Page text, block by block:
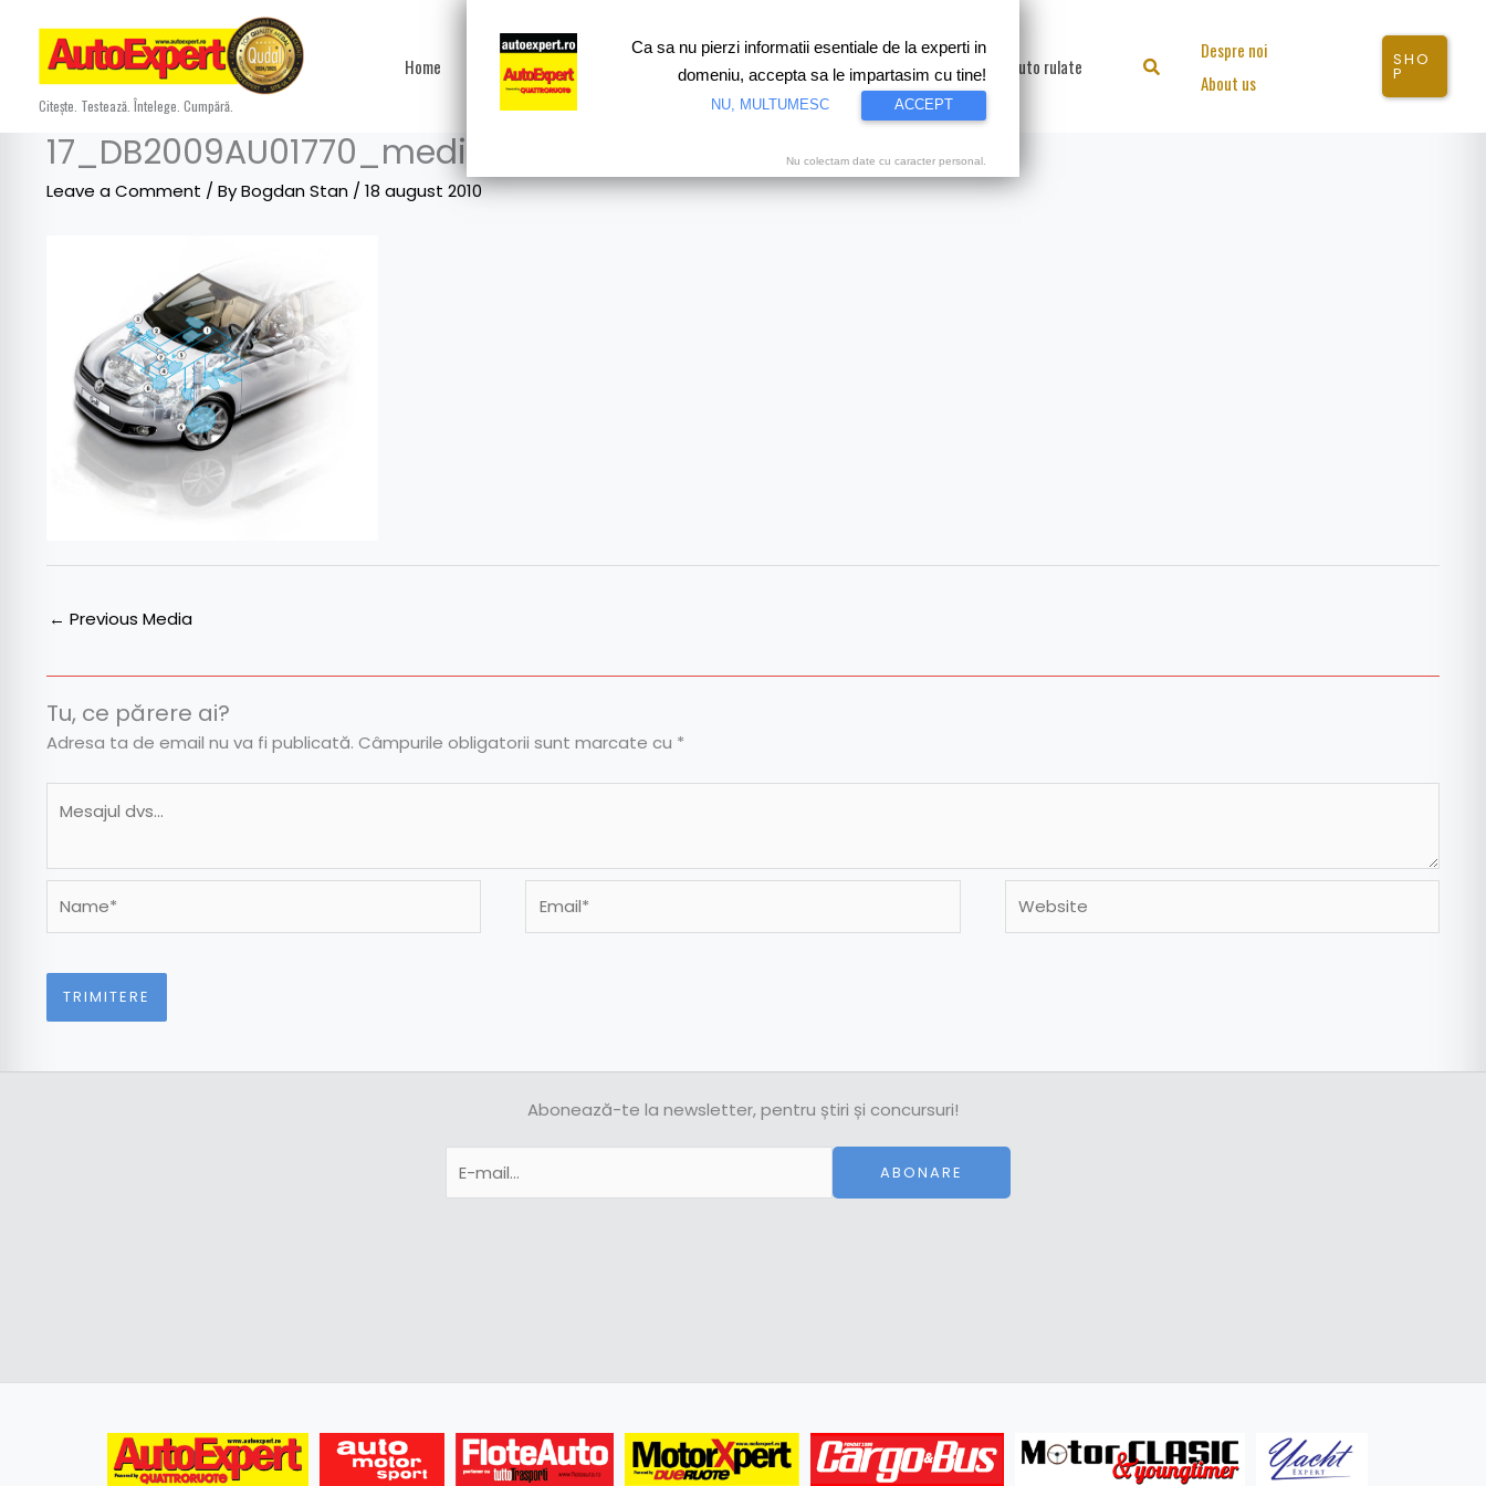
content
Citește. Testează. Întelege. Cumpără.
Home Test drive Motorsport Proiecte speciale Video Auto rulate Search
Despre noi
About us
SHO
P
17_DB2009AU01770_medium
Leave a Comment / ByBogdan Stan / 18 august 2010
← Previous Media
Tu, ce părere ai?
Adresa ta de email nu va fi publicată. Câmpurile obligatorii sunt marcate cu *
Website
Abonează-te la newsletter, pentru știri și concursuri!
ABONARE
Ca sa nu pierzi informatii esentiale de la experti in
domeniu, accepta sa le impartasim cu tine!
NU, MULTUMESC ACCEPT
Nu colectam date cu caracter personal.